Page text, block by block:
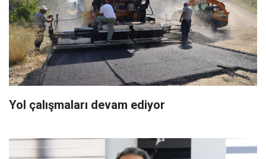
Yol çalışmaları devam ediyor